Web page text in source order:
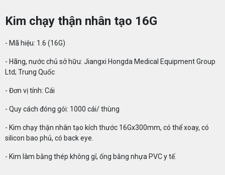
Kim chạy thận nhân tạo 16G
- Mã hiệu: 1.6 (16G)
- Hãng, nước chủ sở hữu: Jiangxi Hongda Medical Equipment Group
Ltd; Trung Quốc
- Đơn vị tính: Cái
- Quy cách đóng gói: 1000 cái/ thùng
- Kim chạy thận nhân tạo kích thước 16Gx300mm, có thể xoay, có
silicon bao phủ, có back eye.
- Kim làm bằng thép không gỉ, ống bằng nhựa PVC y tế.